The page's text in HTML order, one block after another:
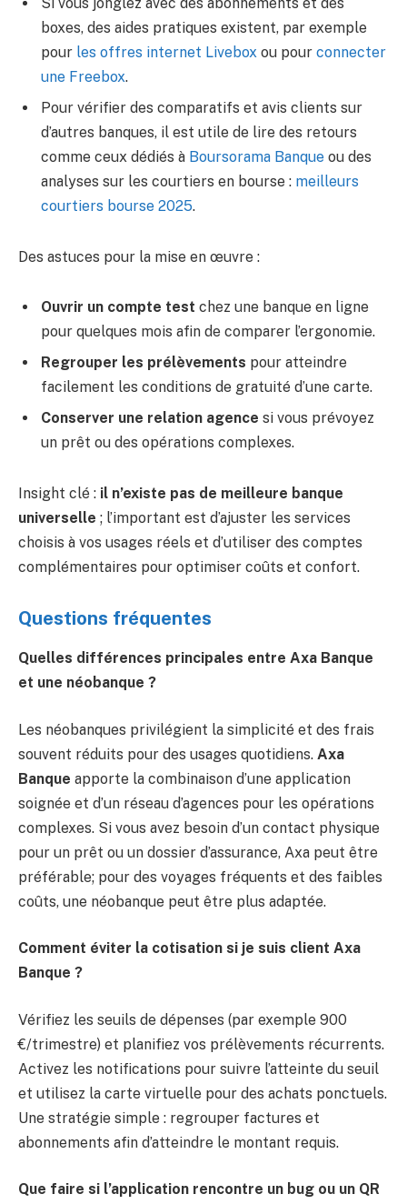
boxes, des aides pratiques existent, par exemple
pour les offres internet Livebox ou pour connecter
une Freebox.
Pour vérifier des comparatifs et avis clients sur
d’autres banques, il est utile de lire des retours
comme ceux dédiés à Boursorama Banque ou des
analyses sur les courtiers en bourse : meilleurs
courtiers bourse 2025.
Des astuces pour la mise en œuvre :
Ouvrir un compte test chez une banque en ligne
pour quelques mois afin de comparer l’ergonomie.
Regrouper les prélèvements pour atteindre
facilement les conditions de gratuité d’une carte.
Conserver une relation agence si vous prévoyez
un prêt ou des opérations complexes.
Insight clé : il n’existe pas de meilleure banque
universelle ; l’important est d’ajuster les services
choisis à vos usages réels et d’utiliser des comptes
complémentaires pour optimiser coûts et confort.
Questions fréquentes
Quelles différences principales entre Axa Banque
et une néobanque ?
Les néobanques privilégient la simplicité et des frais
souvent réduits pour des usages quotidiens. Axa
Banque apporte la combinaison d’une application
soignée et d’un réseau d’agences pour les opérations
complexes. Si vous avez besoin d’un contact physique
pour un prêt ou un dossier d’assurance, Axa peut être
préférable; pour des voyages fréquents et des faibles
coûts, une néobanque peut être plus adaptée.
Comment éviter la cotisation si je suis client Axa
Banque ?
Vérifiez les seuils de dépenses (par exemple 900
€/trimestre) et planifiez vos prélèvements récurrents.
Activez les notifications pour suivre l’atteinte du seuil
et utilisez la carte virtuelle pour des achats ponctuels.
Une stratégie simple : regrouper factures et
abonnements afin d’atteindre le montant requis.
Que faire si l’application rencontre un bug ou un QR